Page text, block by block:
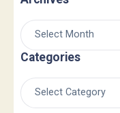
Categories